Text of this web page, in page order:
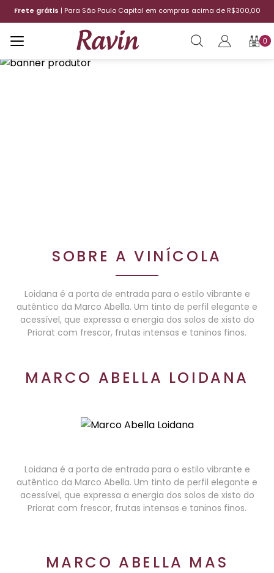
Frete grátis | Para São Paulo Capital em compras acima de R$300,00
0
SOBRE A VINÍCOLA
Loidana é a porta de entrada para o estilo vibrante e
autêntico da Marco Abella. Um tinto de perfil elegante e
acessível, que expressa a energia dos solos de xisto do
Priorat com frescor, frutas intensas e taninos finos.
MARCO ABELLA LOIDANA
Loidana é a porta de entrada para o estilo vibrante e
autêntico da Marco Abella. Um tinto de perfil elegante e
acessível, que expressa a energia dos solos de xisto do
Priorat com frescor, frutas intensas e taninos finos.
MARCO ABELLA MAS